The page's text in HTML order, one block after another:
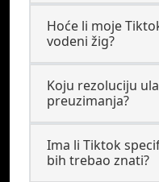
Hoće li moje
vodeni žig?
Koju rezoluciju
preuzimanja?
Ima li Tiktok
bih trebao znati?